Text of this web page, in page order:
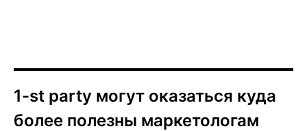
1-st party могут оказаться куда
более полезны маркетологам